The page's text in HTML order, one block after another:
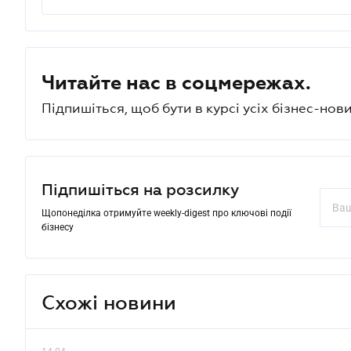
Читайте нас в соцмережах.
Підпишіться, щоб бути в курсі усіх бізнес-
Підпишіться на розсилку
Щопонеділка отримуйте weekly-digest про ключові події
бізнесу
Схожі новини